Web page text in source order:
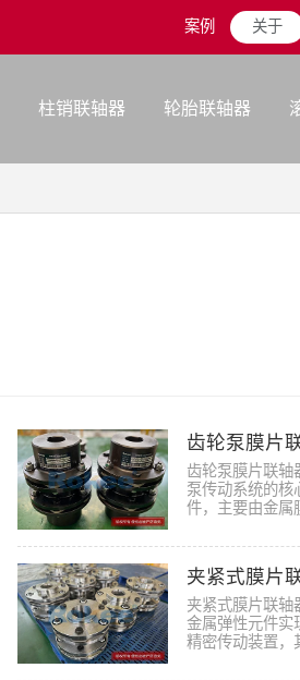
案例 关于
柱销联轴器 轮胎联轴器
齿轮泵膜片
齿轮泵膜片联轴
泵传动系统的核
件，主要由金属
夹紧式膜片
夹紧式膜片联轴
金属弹性元件实
精密传动装置，